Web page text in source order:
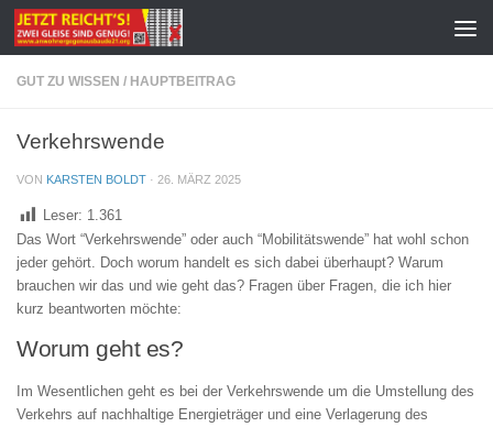
Zum Inhalt springen
GUT ZU WISSEN / HAUPTBEITRAG
Verkehrswende
VON KARSTEN BOLDT · 26. MÄRZ 2025
Leser: 1.361
Das Wort “Verkehrswende” oder auch “Mobilitätswende” hat wohl schon
jeder gehört. Doch worum handelt es sich dabei überhaupt? Warum
brauchen wir das und wie geht das? Fragen über Fragen, die ich hier
kurz beantworten möchte:
Worum geht es?
Im Wesentlichen geht es bei der Verkehrswende um die Umstellung des
Verkehrs auf nachhaltige Energieträger und eine Verlagerung des